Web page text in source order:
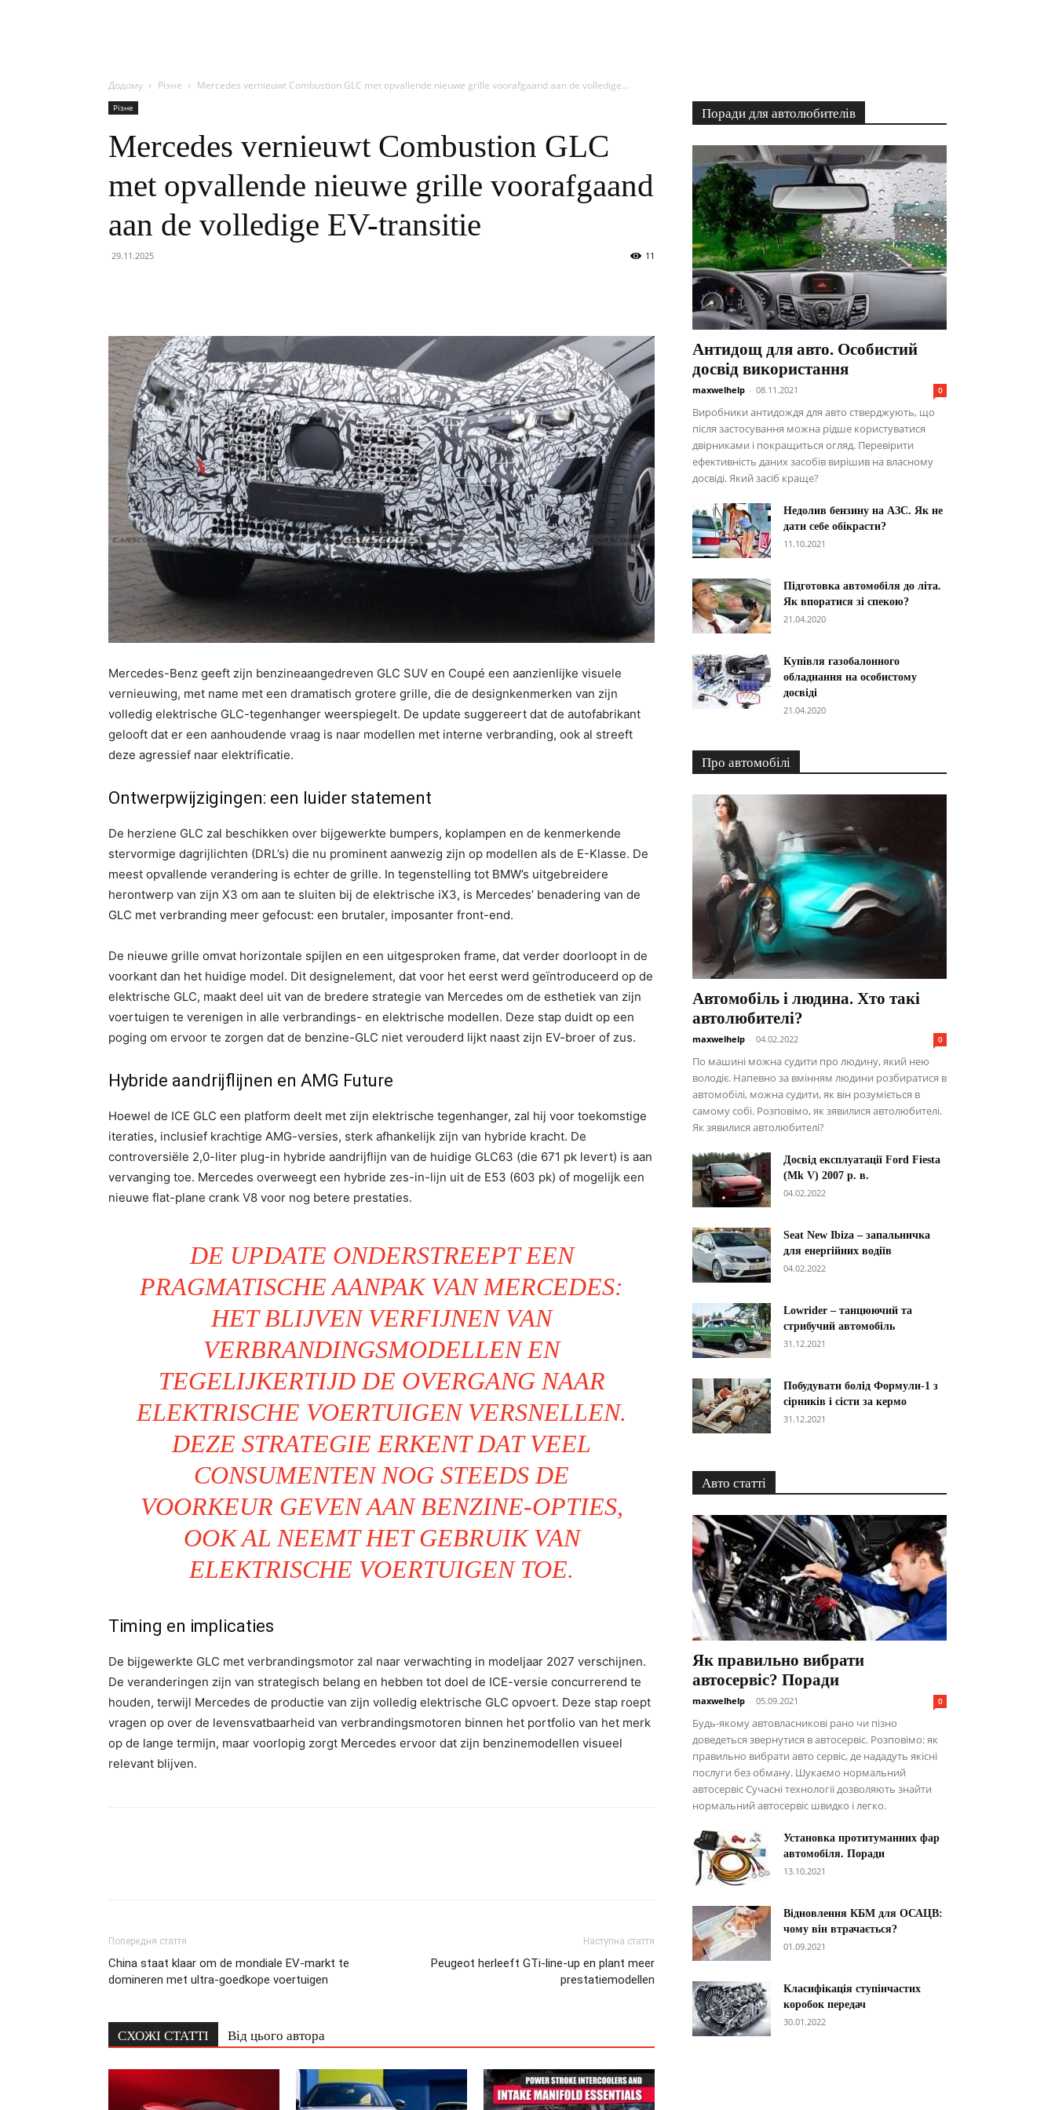
Додому Різне Mercedes vernieuwt Combustion GLC met opvallende nieuwe grille voorafgaand aan de volledige...
Різне
Mercedes vernieuwt Combustion GLC
met opvallende nieuwe grille voorafgaand
aan de volledige EV-transitie
29.11.2025 11
Mercedes-Benz geeft zijn benzineaangedreven GLC SUV en Coupé een aanzienlijke visuele
vernieuwing, met name met een dramatisch grotere grille, die de designkenmerken van zijn
volledig elektrische GLC-tegenhanger weerspiegelt. De update suggereert dat de autofabrikant
gelooft dat er een aanhoudende vraag is naar modellen met interne verbranding, ook al streeft
deze agressief naar elektrificatie.
Ontwerpwijzigingen: een luider statement
De herziene GLC zal beschikken over bijgewerkte bumpers, koplampen en de kenmerkende
stervormige dagrijlichten (DRL’s) die nu prominent aanwezig zijn op modellen als de E-Klasse. De
meest opvallende verandering is echter de grille. In tegenstelling tot BMW’s uitgebreidere
herontwerp van zijn X3 om aan te sluiten bij de elektrische iX3, is Mercedes’ benadering van de
GLC met verbranding meer gefocust: een brutaler, imposanter front-end.
De nieuwe grille omvat horizontale spijlen en een uitgesproken frame, dat verder doorloopt in de
voorkant dan het huidige model. Dit designelement, dat voor het eerst werd geïntroduceerd op de
elektrische GLC, maakt deel uit van de bredere strategie van Mercedes om de esthetiek van zijn
voertuigen te verenigen in alle verbrandings- en elektrische modellen. Deze stap duidt op een
poging om ervoor te zorgen dat de benzine-GLC niet verouderd lijkt naast zijn EV-broer of zus.
Hybride aandrijflijnen en AMG Future
Hoewel de ICE GLC een platform deelt met zijn elektrische tegenhanger, zal hij voor toekomstige
iteraties, inclusief krachtige AMG-versies, sterk afhankelijk zijn van hybride kracht. De
controversiële 2,0-liter plug-in hybride aandrijflijn van de huidige GLC63 (die 671 pk levert) is aan
vervanging toe. Mercedes overweegt een hybride zes-in-lijn uit de E53 (603 pk) of mogelijk een
nieuwe flat-plane crank V8 voor nog betere prestaties.
DE UPDATE ONDERSTREEPT EEN
PRAGMATISCHE AANPAK VAN MERCEDES:
HET BLIJVEN VERFIJNEN VAN
VERBRANDINGSMODELLEN EN
TEGELIJKERTIJD DE OVERGANG NAAR
ELEKTRISCHE VOERTUIGEN VERSNELLEN.
DEZE STRATEGIE ERKENT DAT VEEL
CONSUMENTEN NOG STEEDS DE
VOORKEUR GEVEN AAN BENZINE-OPTIES,
OOK AL NEEMT HET GEBRUIK VAN
ELEKTRISCHE VOERTUIGEN TOE.
Timing en implicaties
De bijgewerkte GLC met verbrandingsmotor zal naar verwachting in modeljaar 2027 verschijnen.
De veranderingen zijn van strategisch belang en hebben tot doel de ICE-versie concurrerend te
houden, terwijl Mercedes de productie van zijn volledig elektrische GLC opvoert. Deze stap roept
vragen op over de levensvatbaarheid van verbrandingsmotoren binnen het portfolio van het merk
op de lange termijn, maar voorlopig zorgt Mercedes ervoor dat zijn benzinemodellen visueel
relevant blijven.
Попередня стаття
China staat klaar om de mondiale EV-markt te
domineren met ultra-goedkope voertuigen
Наступна стаття
Peugeot herleeft GTi-line-up en plant meer
prestatiemodellen
СХОЖІ СТАТТІ Від цього автора
Поради для автолюбителів
Антидощ для авто. Особистий
досвід використання
maxwelhelp - 08.11.2021 0
Виробники антидождя для авто стверджують, що
після застосування можна рідше користуватися
двірниками і покращиться огляд. Перевірити
ефективність даних засобів вирішив на власному
досвіді. Який засіб краще?
Недолив бензину на АЗС. Як не
дати себе обікрасти?
11.10.2021
Підготовка автомобіля до літа.
Як впоратися зі спекою?
21.04.2020
Купівля газобалонного
обладнання на особистому
досвіді
21.04.2020
Про автомобілі
Автомобіль і людина. Хто такі
автолюбителі?
maxwelhelp - 04.02.2022 0
По машині можна судити про людину, який нею
володіє. Напевно за вмінням людини розбиратися в
автомобілі, можна судити, як він розуміється в
самому собі. Розповімо, як зявилися автолюбителі.
Як зявилися автолюбителі?
Досвід експлуатації Ford Fiesta
(Mk V) 2007 р. в.
04.02.2022
Seat New Ibiza – запальничка
для енергійних водіїв
04.02.2022
Lowrider – танцюючий та
стрибучий автомобіль
31.12.2021
Побудувати болід Формули-1 з
сірників і сісти за кермо
31.12.2021
Авто статті
Як правильно вибрати
автосервіс? Поради
maxwelhelp - 05.09.2021 0
Будь-якому автовласникові рано чи пізно
доведеться звернутися в автосервіс. Розповімо: як
правильно вибрати авто сервіс, де нададуть якісні
послуги без обману. Шукаємо нормальний
автосервіс Сучасні технології дозволяють знайти
нормальний автосервіс швидко і легко.
Установка протитуманних фар
автомобіля. Поради
13.10.2021
Відновлення КБМ для ОСАЦВ:
чому він втрачається?
01.09.2021
Класифікація ступінчастих
коробок передач
30.01.2022